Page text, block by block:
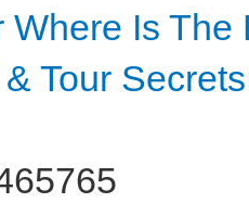
Where Is The
Tour Secrets